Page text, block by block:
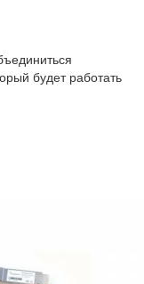
будет работать